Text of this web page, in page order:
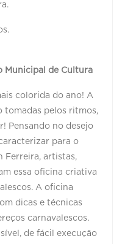
Municipal de Cultura
colorida do ano! A
tomadas pelos ritmos,
Pensando no desejo
para o
Ferreira, artistas,
essa oficina criativa
A oficina
dicas e técnicas
carnavalescos.
de fácil execução